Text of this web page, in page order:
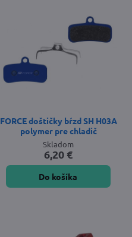
FORCE doštičky bŕzd SH H03A
polymer pre chladič
Skladom
6,20 €
Do košíka